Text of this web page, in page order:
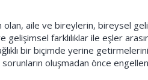
olan, aile ve bireylerin, bireysel
farklılıklar ile eşler
bir biçimde yerine
oluşmadan önce